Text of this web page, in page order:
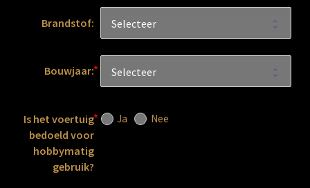
Brandstof:
Bouwjaar:
Is het voertuig
bedoeld voor
hobbymatig
gebruik?
Ja Nee